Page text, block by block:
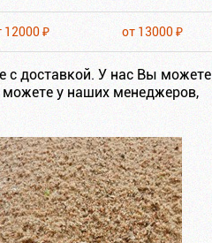
12000 ₽ от 13000 ₽
с доставкой. У нас Вы можете
можете у наших менеджеров,